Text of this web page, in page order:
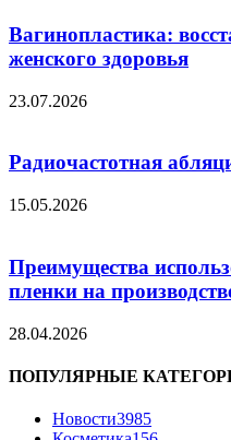
Вагинопластика:
женского здоровья
23.07.2026
Радиочастотная
15.05.2026
Преимущества
пленки на
28.04.2026
ПОПУЛЯРНЫЕ
Новости3985